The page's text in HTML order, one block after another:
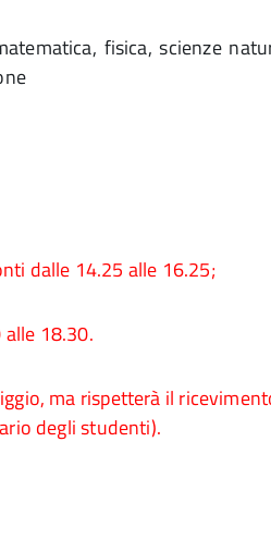
fisica, scienze
religione
dalle 14.25 alle 16.25;
alle 18.30.
ma rispetterà il
degli studenti).